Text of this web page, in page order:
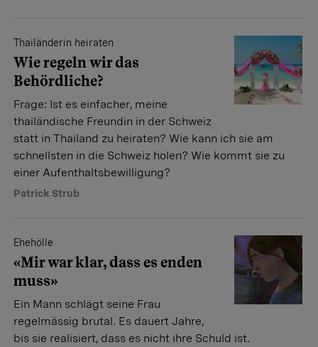
Thailänderin heiraten
Wie regeln wir das
Behördliche?
Frage: Ist es einfacher, meine
thailändische Freundin in der Schweiz
statt in Thailand zu heiraten? Wie kann ich sie am
schnellsten in die Schweiz holen? Wie kommt sie zu
einer Aufenthaltsbewilligung?
Patrick Strub
Ehehölle
«Mir war klar, dass es enden
muss»
Ein Mann schlägt seine Frau
regelmässig brutal. Es dauert Jahre,
bis sie realisiert, dass es nicht ihre Schuld ist.